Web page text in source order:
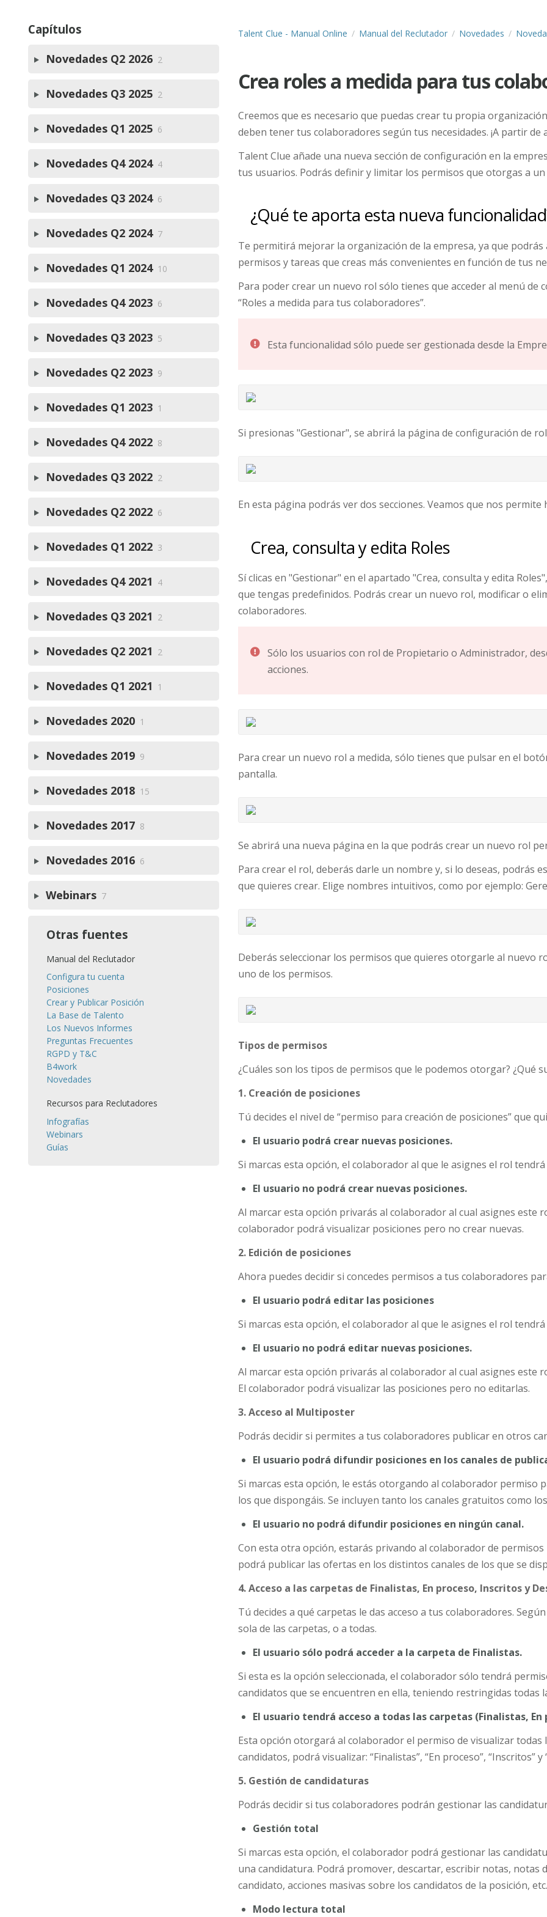
Talent Clue - Manual Online Manual del Reclutador Novedades
Crea roles a medida para tus
Creemos que es necesario que puedas crear tu propia
deben tener tus colaboradores según tus necesidades. ¡A partir de
Talent Clue añade una nueva sección de configuración en la
tus usuarios. Podrás definir y limitar los permisos que otorgas a
¿Qué te aporta esta nueva
Te permitirá mejorar la organización de la empresa, ya que
permisos y tareas que creas más convenientes en función de tus
Para poder crear un nuevo rol sólo tienes que acceder al menú de
“Roles a medida para tus colaboradores”.
Esta funcionalidad sólo puede ser gestionada desde la
Si presionas "Gestionar", se abrirá la página de configuración de
En esta página podrás ver dos secciones. Veamos que nos permite
Crea, consulta y edita Roles
Sí clicas en "Gestionar" en el apartado "Crea, consulta y edita
que tengas predefinidos. Podrás crear un nuevo rol, modificar o
colaboradores.
Sólo los usuarios con rol de Propietario o Administrador,
acciones.
Para crear un nuevo rol a medida, sólo tienes que pulsar en el
pantalla.
Se abrirá una nueva página en la que podrás crear un nuevo rol
Para crear el rol, deberás darle un nombre y, si lo deseas, podrás
que quieres crear. Elige nombres intuitivos, como por ejemplo:
Deberás seleccionar los permisos que quieres otorgarle al nuevo
uno de los permisos.
Tipos de permisos
¿Cuáles son los tipos de permisos que le podemos otorgar? ¿Qué
1. Creación de posiciones
Tú decides el nivel de “permiso para creación de posiciones” que
El usuario podrá crear nuevas posiciones.
Si marcas esta opción, el colaborador al que le asignes el rol
El usuario no podrá crear nuevas posiciones.
Al marcar esta opción privarás al colaborador al cual asignes este
colaborador podrá visualizar posiciones pero no crear nuevas.
2. Edición de posiciones
Ahora puedes decidir si concedes permisos a tus colaboradores
El usuario podrá editar las posiciones
Si marcas esta opción, el colaborador al que le asignes el rol
El usuario no podrá editar nuevas posiciones.
Al marcar esta opción privarás al colaborador al cual asignes este
El colaborador podrá visualizar las posiciones pero no editarlas.
3. Acceso al Multiposter
Podrás decidir si permites a tus colaboradores publicar en otros
El usuario podrá difundir posiciones en los canales de
Si marcas esta opción, le estás otorgando al colaborador permiso
los que dispongáis. Se incluyen tanto los canales gratuitos como
El usuario no podrá difundir posiciones en ningún canal.
Con esta otra opción, estarás privando al colaborador de
podrá publicar las ofertas en los distintos canales de los que se
4. Acceso a las carpetas de Finalistas, En proceso, Inscritos y
Tú decides a qué carpetas le das acceso a tus colaboradores.
sola de las carpetas, o a todas.
El usuario sólo podrá acceder a la carpeta de Finalistas.
Si esta es la opción seleccionada, el colaborador sólo tendrá
candidatos que se encuentren en ella, teniendo restringidas todas
El usuario tendrá acceso a todas las carpetas (Finalistas,
Esta opción otorgará al colaborador el permiso de visualizar todas
candidatos, podrá visualizar: “Finalistas”, “En proceso”, “Inscritos”
5. Gestión de candidaturas
Podrás decidir si tus colaboradores podrán gestionar las
Gestión total
Si marcas esta opción, el colaborador podrá gestionar las
una candidatura. Podrá promover, descartar, escribir notas,
candidato, acciones masivas sobre los candidatos de la posición,
Modo lectura total
Capítulos
Novedades Q2 2026 2
Novedades Q3 2025 2
Novedades Q1 2025 6
Novedades Q4 2024 4
Novedades Q3 2024 6
Novedades Q2 2024 7
Novedades Q1 2024 10
Novedades Q4 2023 6
Novedades Q3 2023 5
Novedades Q2 2023 9
Novedades Q1 2023 1
Novedades Q4 2022 8
Novedades Q3 2022 2
Novedades Q2 2022 6
Novedades Q1 2022 3
Novedades Q4 2021 4
Novedades Q3 2021 2
Novedades Q2 2021 2
Novedades Q1 2021 1
Novedades 2020 1
Novedades 2019 9
Novedades 2018 15
Novedades 2017 8
Novedades 2016 6
Webinars 7
Otras fuentes
Manual del Reclutador
Configura tu cuenta
Posiciones
Crear y Publicar Posición
La Base de Talento
Los Nuevos Informes
Preguntas Frecuentes
RGPD y T&C
B4work
Novedades
Recursos para Reclutadores
Infografías
Webinars
Guías